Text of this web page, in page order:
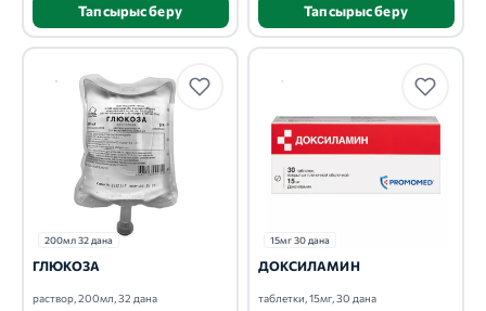
Тапсырыс беру Тапсырыс беру
200мл 32 дана
ГЛЮКОЗА
раствор, 200мл, 32 дана
15мг 30 дана
ДОКСИЛАМИН
таблетки, 15мг, 30 дана